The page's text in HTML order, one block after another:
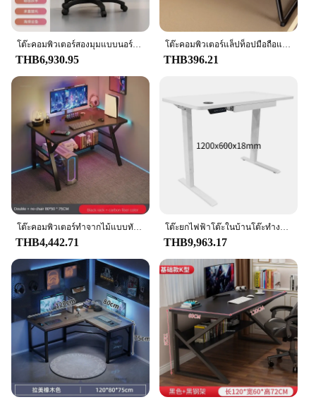
โต๊ะคอมพิวเตอร์สองมุมแบบนอร์ดิกโต๊ะ perabot rumah เล่นกีฬาอิเล็กทรอนิกส์ตั้งโต๊ะห้องนอนยุโรปโต๊ะทำงานเล่นเกมอินเตอร์เน็ตคาเฟ่
THB6,930.95
โต๊ะคอมพิวเตอร์แล็ปท็อปมือถือแบบสำนักงานบ้านโต๊ะพับได้โต๊ะแล็ปท็อปโต๊ะหอพักนักเรียนพร้อมขาตั้งหนังสือ
THB396.21
THB4,442.71 THB9,963.17